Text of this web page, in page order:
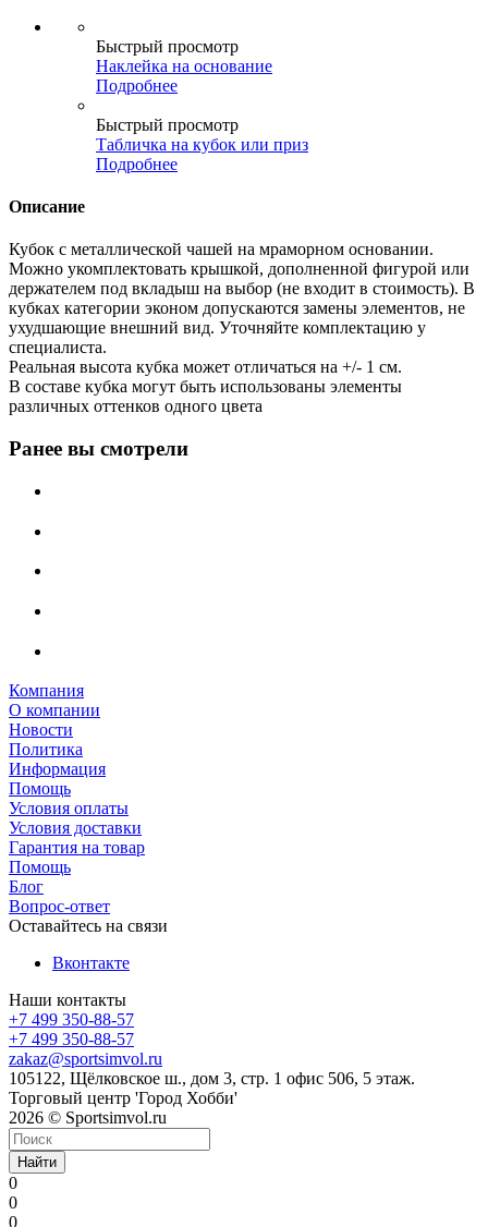
Быстрый просмотр
Наклейка на основание
Подробнее
Быстрый просмотр
Табличка на кубок или приз
Подробнее
Описание
Кубок с металлической чашей на мраморном основании.
Можно укомплектовать крышкой, дополненной фигурой или
держателем под вкладыш на выбор (не входит в стоимость). В
кубках категории эконом допускаются замены элементов, не
ухудшающие внешний вид. Уточняйте комплектацию у
специалиста.
Реальная высота кубка может отличаться на +/- 1 см.
В составе кубка могут быть использованы элементы
различных оттенков одного цвета
Ранее вы смотрели
Компания
О компании
Новости
Политика
Информация
Помощь
Условия оплаты
Условия доставки
Гарантия на товар
Помощь
Блог
Вопрос-ответ
Оставайтесь на связи
Вконтакте
Наши контакты
+7 499 350-88-57
+7 499 350-88-57
zakaz@sportsimvol.ru
105122, Щёлковское ш., дом 3, стр. 1 офис 506, 5 этаж.
Торговый центр 'Город Хобби'
2026 © Sportsimvol.ru
Найти
0
0
0